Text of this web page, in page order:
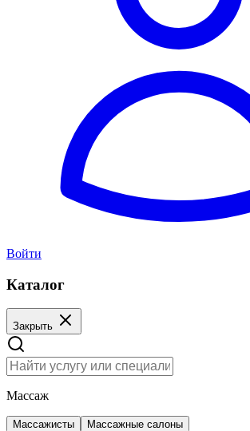
Войти
Каталог
Закрыть
Массаж
Массажисты Массажные салоны